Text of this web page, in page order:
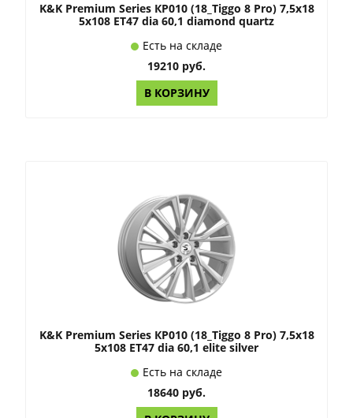
K&K Premium Series КР010 (18_Tiggo 8 Pro) 7,5x18
5x108 ET47 dia 60,1 diamond quartz
Есть на складе
19210 руб.
В КОРЗИНУ
K&K Premium Series КР010 (18_Tiggo 8 Pro) 7,5x18
5x108 ET47 dia 60,1 elite silver
Есть на складе
18640 руб.